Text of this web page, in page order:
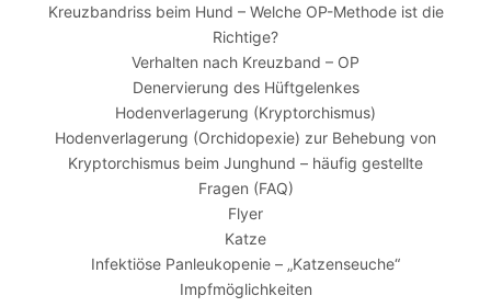
Kreuzbandriss beim Hund – Welche OP-Methode ist die
Richtige?
Verhalten nach Kreuzband – OP
Denervierung des Hüftgelenkes
Hodenverlagerung (Kryptorchismus)
Hodenverlagerung (Orchidopexie) zur Behebung von
Kryptorchismus beim Junghund – häufig gestellte
Fragen (FAQ)
Flyer
Katze
Infektiöse Panleukopenie – „Katzenseuche“
Impfmöglichkeiten